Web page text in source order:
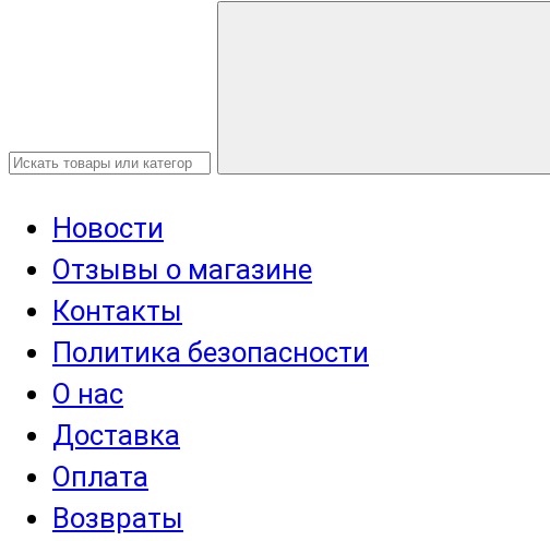
Новости
Отзывы о магазине
Контакты
Политика безопасности
О нас
Доставка
Оплата
Возвраты